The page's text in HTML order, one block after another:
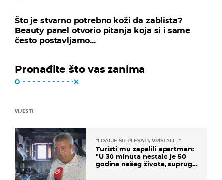
Što je stvarno potrebno koži da zablista?
Beauty panel otvorio pitanja koja si i same
često postavljamo...
Pronađite što vas zanima
VIJESTI
"I DALJE SU PLESALI, VRIŠTALI..."
Turisti mu zapalili apartman:
"U 30 minuta nestalo je 50
godina našeg života, supruga